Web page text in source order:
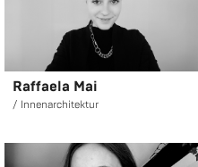
Raf­fae­la Mai
In­nen­ar­chi­tek­tur